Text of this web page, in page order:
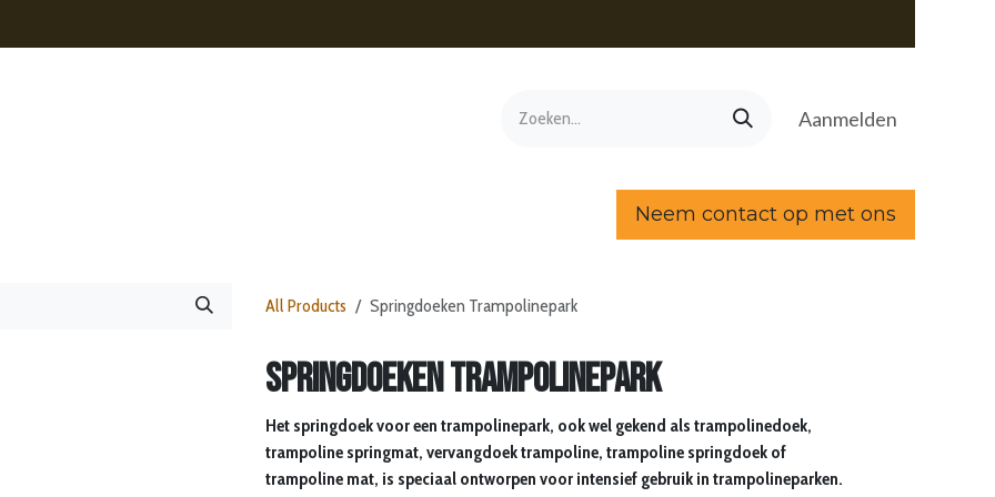
Aanmelden
Neem contact op met ons
All Products Springdoeken Trampolinepark
Springdoeken Trampolinepark
Het springdoek voor een trampolinepark, ook wel gekend als trampolinedoek,
trampoline springmat, vervangdoek trampoline, trampoline springdoek of
trampoline mat, is speciaal ontworpen voor intensief gebruik in trampolineparken.